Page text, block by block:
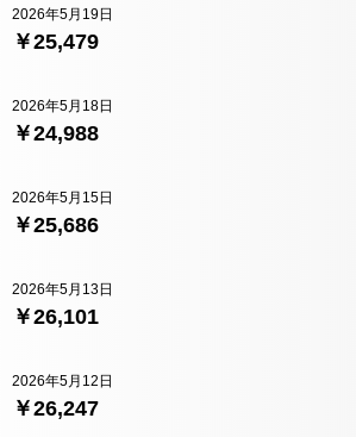
￥25,479
2026年5月19日
￥24,988
2026年5月18日
￥25,686
2026年5月15日
￥26,101
2026年5月13日
￥26,247
2026年5月12日